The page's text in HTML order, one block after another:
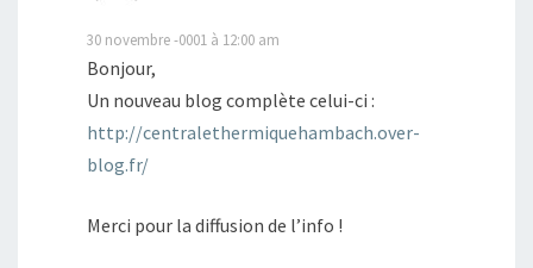
30 novembre -0001 à 12:00 am
Bonjour,
Un nouveau blog complète celui-ci :
http://centralethermiquehambach.over-
blog.fr/
Merci pour la diffusion de l’info !